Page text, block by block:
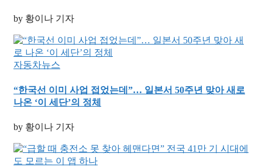
by 황이나 기자
자동차뉴스
“한국선 이미 사업 접었는데”… 일본서 50주년 맞아 새로
나온 ‘이 세단’의 정체
by 황이나 기자